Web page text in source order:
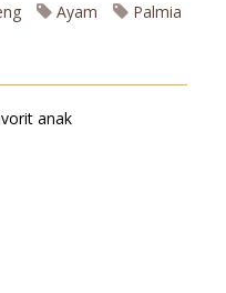
Ayam
Palmia
anak